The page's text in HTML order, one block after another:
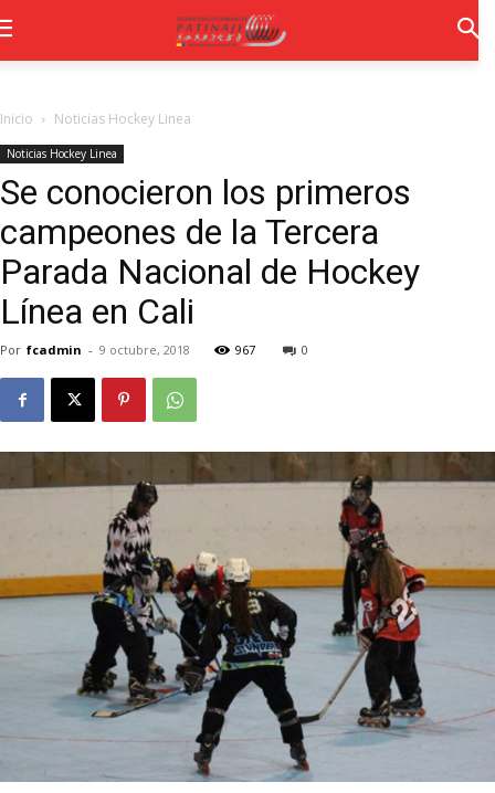
Inicio Noticias Hockey Linea
Noticias Hockey Linea
Se conocieron los primeros
campeones de la Tercera
Parada Nacional de Hockey
Línea en Cali
Por fcadmin - 9 octubre, 2018 967 0